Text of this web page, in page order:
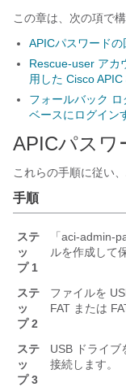
この章は、次の項で
APICパスワードの
Rescue-user アカ
用した Cisco
フォールバック
ベースにログイン
APICパスワ
これらの手順に従い、
手順
ステ
ッ
プ 1
「aci-admin-
ルを作成して
ステ
ッ
プ 2
ファイルを
FAT または
ステ
ッ
プ 3
USB ドライブ
接続します。